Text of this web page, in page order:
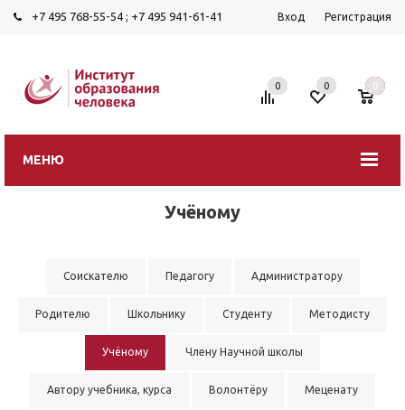
+7 495 768-55-54 ; +7 495 941-61-41 Вход Регистрация
МЕНЮ
0 0 0
Учёному
Соискателю Педагогу Администратору
Родителю Школьнику Студенту Методисту
Учёному Члену Научной школы
Автору учебника, курса Волонтёру Меценату